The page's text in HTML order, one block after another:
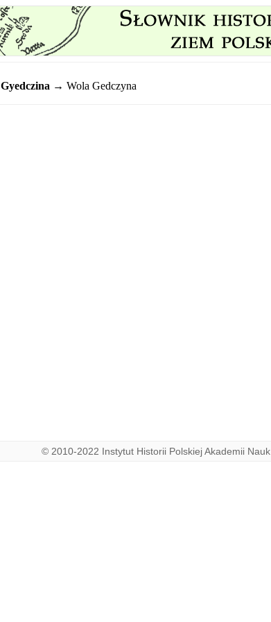
Gyedczina → Wola Gedczyna
© 2010-2022 Instytut Historii Polskiej Akademii Nauk